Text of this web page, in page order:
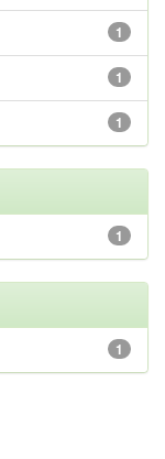
1
1
1
1
1